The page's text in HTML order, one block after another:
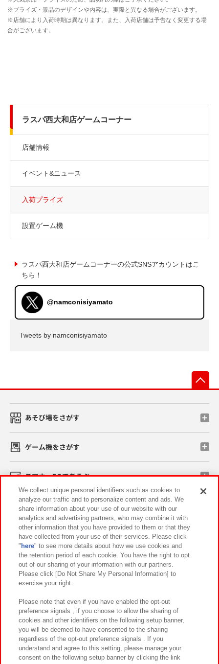
ラスパ西大和店ゲームコーナー
店舗情報
イベント&ニュース
入荷プライズ
設置ゲーム機
ラスパ西大和店ゲームコーナーの公式SNSアカウントはこ
ちら！
@namconisiyamato
Tweets by namconisiyamato
あそび場をさがす
ゲーム機をさがす
スマホ・PCであそぶ
イベント・キャンペーン
関連会社 サステナビリティ サイトポリシー
プライバシーポリシー ウェブアクセシビリティ方針と検証結果
お取引先さまとともに
カスタマーハラスメント対応方針 よくあるご質問・お問い合わせ
We collect unique personal identifiers such as cookies to
analyze our traffic and to personalize content and ads. We
share information about your use of our website with our
analytics and advertising partners, who may combine it with
other information that you have provided to them or that they
have collected from your use of their services. Please click
" here" to see more details about how we use cookies and
the retention period of each cookie. You have the right to opt
out of our sharing of your information with our partners.
Please click [Do Not Share My Personal Information] to
exercise your right.
Please note that even if you have enabled the opt-out
preference signals , if you choose to allow the sharing of
cookies and other identifiers on the following setup banner,
you will be deemed to have consented to the sharing
regardless of the opt-out preference signals . If you
understand and agree to this setting, please manage your
consent on the following setup banner by clicking the link